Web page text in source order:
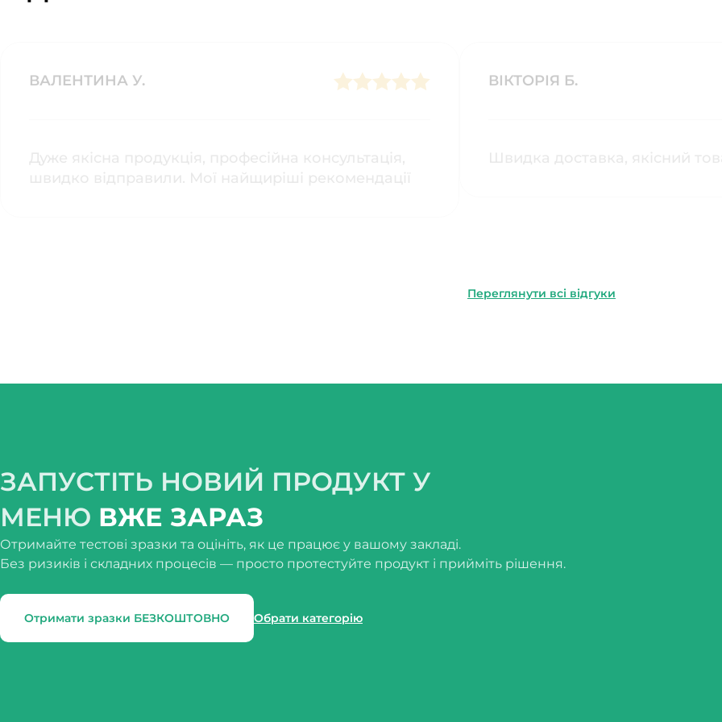
🏭 Невеликі виробництва випічки та десертної продукції
✔️ Власне українське виробництво
✔️ Оптові ціни від виробника
✔️ Підтримка технолога для клієнтів HoReCa
✔️ Безкоштовні тестові зразки для нових клієнтів
✔️ Професійні рішення для стабільного результату та прибуткового меню
ВАЛЕНТИНА У. ВІКТОРІЯ Б.
Переглянути всі відгуки
ЗАПУСТІТЬ НОВИЙ ПРОДУКТ У
МЕНЮ ВЖЕ ЗАРАЗ
Отримайте тестові зразки та оцініть, як це працює у вашому закладі.
Без ризиків і складних процесів — просто протестуйте продукт і прийміть рішення.
Отримати зразки БЕЗКОШТОВНО Обрати категорію